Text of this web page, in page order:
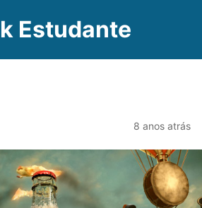
Estudante
8 anos atrás